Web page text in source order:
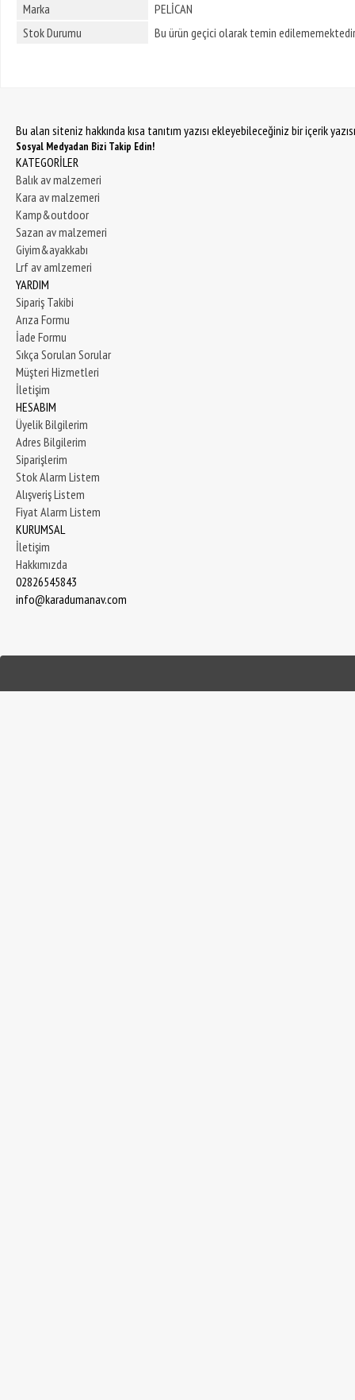
Marka
PELİCAN
Stok Durumu
Bu ürün geçici olarak temin
Bu alan siteniz hakkında kısa tanıtım yazısı ekleyebileceğiniz bir içerik
Sosyal Medyadan Bizi Takip Edin!
KATEGORİLER
Balık av malzemeri
Kara av malzemeri
Kamp&outdoor
Sazan av malzemeri
Giyim&ayakkabı
Lrf av amlzemeri
YARDIM
Sipariş Takibi
Arıza Formu
İade Formu
Sıkça Sorulan Sorular
Müşteri Hizmetleri
İletişim
HESABIM
Üyelik Bilgilerim
Adres Bilgilerim
Siparişlerim
Stok Alarm Listem
Alışveriş Listem
Fiyat Alarm Listem
KURUMSAL
İletişim
Hakkımızda
02826545843
info@karadumanav.com